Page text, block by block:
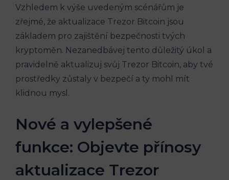
Vzhledem k výše uvedeným scénářům je
zřejmé, že aktualizace Trezor Bitcoin jsou
základem pro zajištění bezpečnosti tvých
kryptoměn. Nezanedbávej tento důležitý úkol a
pravidelně aktualizuj svůj Trezor Bitcoin, aby tvé
prostředky zůstaly v bezpečí a ty mohl mít
klidnou mysl.
Nové a vylepšené
funkce: Objevte přínosy
aktualizace Trezor